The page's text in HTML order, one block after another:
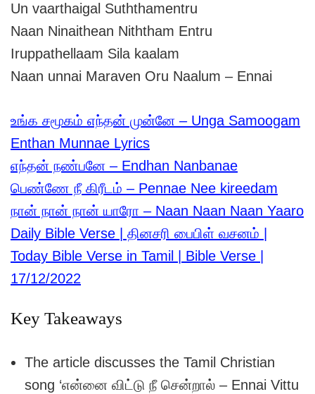
Un vaarthaigal Suththamentru
Naan Ninaithean Niththam Entru
Iruppathellaam Sila kaalam
Naan unnai Maraven Oru Naalum – Ennai
உங்க சமூகம் எந்தன் முன்னே – Unga Samoogam
Enthan Munnae Lyrics
எந்தன் நண்பனே – Endhan Nanbanae
பெண்ணே நீ கிரீடம் – Pennae Nee kireedam
நான் நான் நான் யாரோ – Naan Naan Naan Yaaro
Daily Bible Verse | தினசரி பைபிள் வசனம் |
Today Bible Verse in Tamil | Bible Verse |
17/12/2022
Key Takeaways
The article discusses the Tamil Christian
song ‘என்னை விட்டு நீ சென்றால் – Ennai Vittu